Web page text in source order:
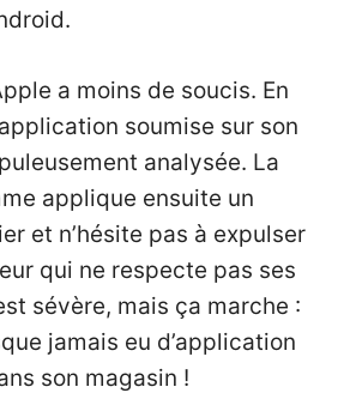
a moins de soucis. En
soumise sur son
analysée. La
applique ensuite un
et n’hésite pas à expulser
qui ne respecte pas ses
sévère, mais ça marche :
jamais eu d’application
son magasin !